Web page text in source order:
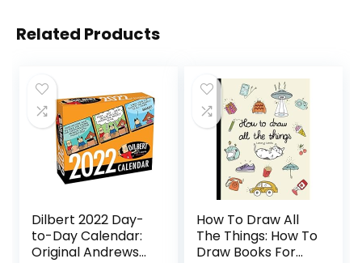
Related Products
Dilbert 2022 Day-
to-Day Calendar:
Original Andrews
How To Draw All
The Things: How To
Draw Books For